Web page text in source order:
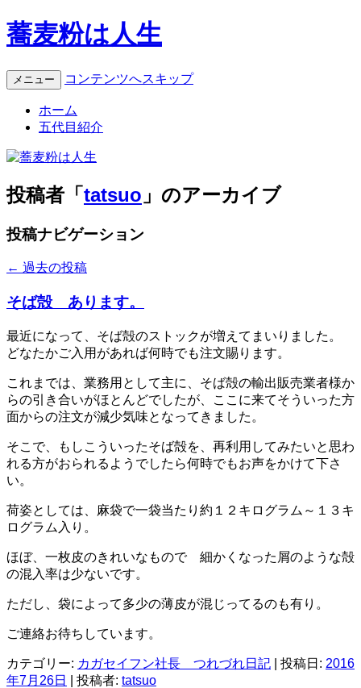
蕎麦粉は人生
メニュー コンテンツへスキップ
ホーム
五代目紹介
投稿者「tatsuo 」のアーカイブ
投稿ナビゲーション
← 過去の投稿
そば殻 あります。
最近になって、そば殻のストックが増えてまいりました。
どなたかご入用があれば何時でも注文賜ります。
これまでは、業務用として主に、そば殻の輸出販売業者様か
らの引き合いがほとんどでしたが、ここに来てそういった方
面からの注文が減少気味となってきました。
そこで、もしこういったそば殻を、再利用してみたいと思わ
れる方がおられるようでしたら何時でもお声をかけて下さ
い。
荷姿としては、麻袋で一袋当たり約１２キログラム～１３キ
ログラム入り。
ほぼ、一枚皮のきれいなもので 細かくなった屑のような殻
の混入率は少ないです。
ただし、袋によって多少の薄皮が混じってるのも有り。
ご連絡お待ちしています。
カテゴリー: カガセイフン社長 つれづれ日記 | 投稿日: 2016
年7月26日
投稿者: tatsuo